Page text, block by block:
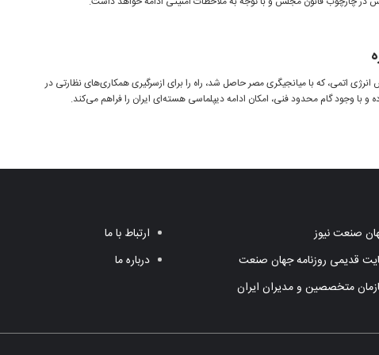
انرژی اتمی، که با میانجیگری مصر حاصل شد، راه را برای ازسرگیری همکاری‌های نظارتی در
و با وجود گام محدود فنی، امکان ادامه دیپلماسی هسته‌ای ایران را فراهم می‌کند.
صنعت نیوز
قدیمی روزنامه جهان صنعت
متخصصین و مدیران ایران
ارتباط با ما
درباره ما